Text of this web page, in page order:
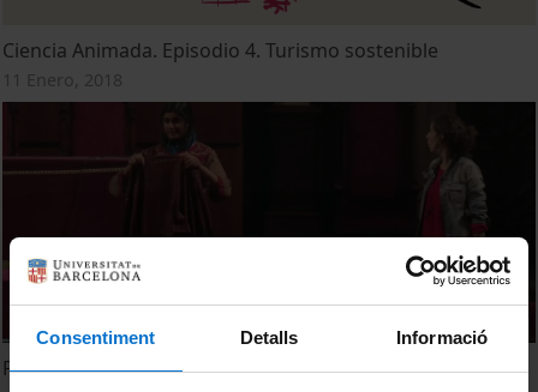
Consentiment Detalls Informació
Ciencia Animada. Episodio 4. Turismo sostenible
11 Enero, 2018
Pakistani women in Barcelona: access to public services